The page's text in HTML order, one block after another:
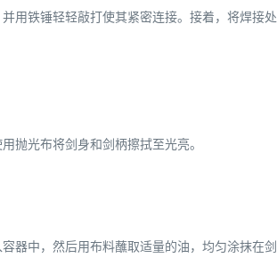
用铁锤轻轻敲打使其紧密连接。接着，将焊接处
抛光布将剑身和剑柄擦拭至光亮。
器中，然后用布料蘸取适量的油，均匀涂抹在剑